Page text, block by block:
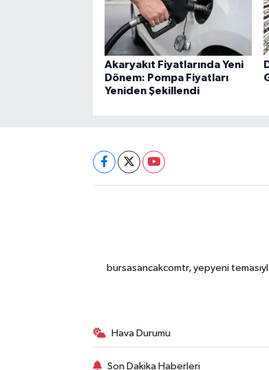
Akaryakıt Fiyatlarında Yeni
Dönem: Pompa Fiyatları
Yeniden Şekillendi
bursasancakcomtr, yepyeni
Hava Durumu
Son Dakika Haberleri